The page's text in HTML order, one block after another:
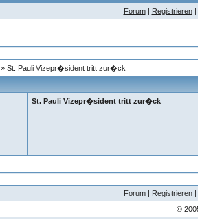
Forum| Registrieren|
» St. Pauli Vizepr�sident tritt zur�ck
St. Pauli Vizepr�sident tritt zur�ck
Forum| Registrieren|
©